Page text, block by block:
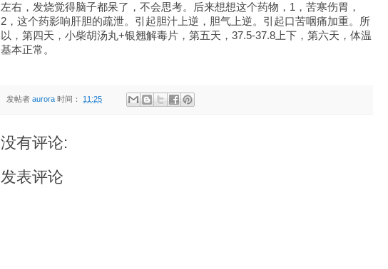
左右，发烧觉得脑子都呆了，不会思考。后来想想这个药物，1，苦寒伤胃，
2，这个药影响肝胆的疏泄。引起胆汁上逆，胆气上逆。引起口苦咽痛加重。所
以，第四天，小柴胡汤丸+银翘解毒片，第五天，37.5-37.8上下，第六天，体温
基本正常。
发帖者 aurora 时间： 11:25
没有评论:
发表评论